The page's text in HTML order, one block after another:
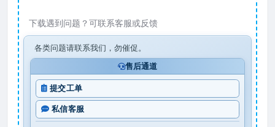
下载遇到问题？可联系客服或反馈
各类问题请联系我们，勿催促。
售后通道
提交工单
私信客服